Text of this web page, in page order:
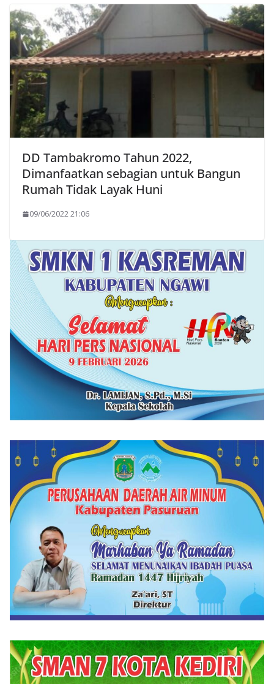
DD Tambakromo Tahun 2022,
Dimanfaatkan sebagian untuk Bangun
Rumah Tidak Layak Huni
09/06/2022 21:06